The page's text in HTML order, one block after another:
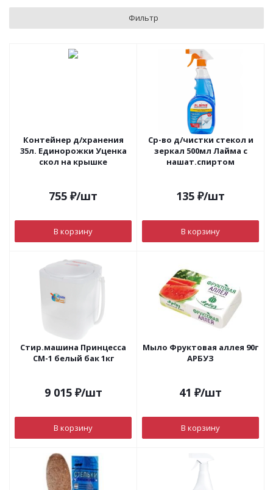
Фильтр
Контейнер д/хранения
35л. Единорожки Уценка
скол на крышке
755 ₽/шт
В корзину
Ср-во д/чистки стекол и
зеркал 500мл Лайма с
нашат.спиртом
135 ₽/шт
В корзину
Стир.машина Принцесса
СМ-1 белый бак 1кг
9 015₽/шт
В корзину
Мыло Фруктовая аллея 90г
АРБУЗ
41 ₽/шт
В корзину